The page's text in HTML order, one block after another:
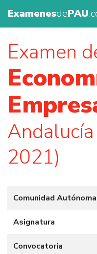
ExamenesdePAU
Examen
2021)
Comunidad Autónoma
Asignatura
Convocatoria